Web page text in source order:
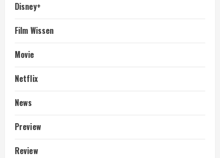
Disney+
Film Wissen
Movie
Netflix
News
Preview
Review